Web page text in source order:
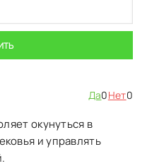
Да0Нет0
окунуться в
и управлять